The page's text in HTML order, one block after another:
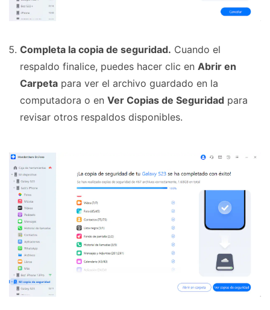
Completa la copia de seguridad. Cuando el
respaldo finalice, puedes hacer clic en Abrir en
Carpeta para ver el archivo guardado en la
computadora o en Ver Copias de Seguridad para
revisar otros respaldos disponibles.